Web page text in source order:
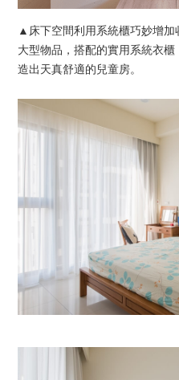
▲ 床下空間利用系統櫃巧妙增加
大型物品 ，搭配的實用系統衣
造出天真舒適的兒童房。